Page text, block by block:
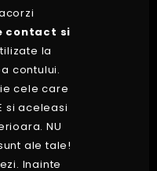
contact si
la
contului.
cele care
si aceleasi
NU
ale tale!
Inainte